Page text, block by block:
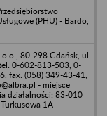
(PHU) - Bardo,
o.o., 80-298 Gdańsk, ul.
0-602-813-503, 0-
fax: (058) 349-43-41,
- miejsce
działalności: 83-010
1A